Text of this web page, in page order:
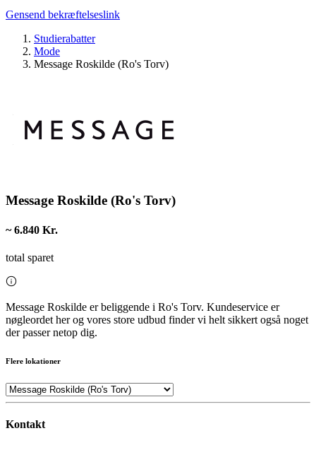
Gensend bekræftelseslink
Studierabatter
Mode
Message Roskilde (Ro's Torv)
Message Roskilde (Ro's Torv)
~ 6.840 Kr.
total sparet
Message Roskilde er beliggende i Ro's Torv. Kundeservice er
nøgleordet her og vores store udbud finder vi helt sikkert også noget
der passer netop dig.
Flere lokationer
Kontakt